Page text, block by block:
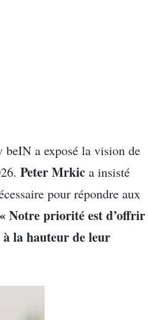
a exposé la vision de
Peter Mrkic a insisté
pour répondre aux
« Notre priorité est d’offrir
la hauteur de leur